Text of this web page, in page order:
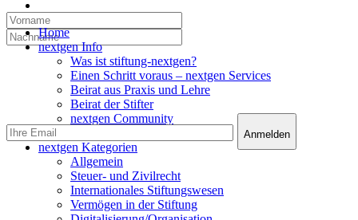
Close
Menu
Home
nextgen Info
Was ist stiftung-nextgen?
Einen Schritt voraus – nextgen Services
Beirat aus Praxis und Lehre
Beirat der Stifter
nextgen Community
nextgen Services
nextgen Kategorien
Allgemein
Steuer- und Zivilrecht
Internationales Stiftungswesen
Vermögen in der Stiftung